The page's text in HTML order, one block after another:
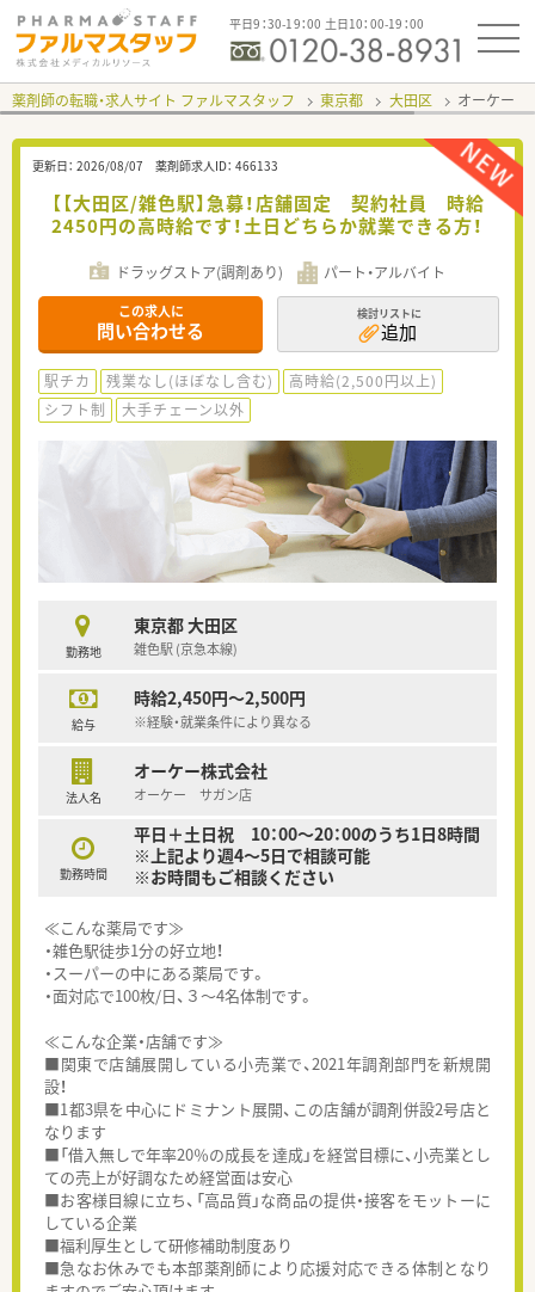
平日9：30-19：00 土日10：00-19：00
薬剤師の転職・求人サイト ファルマスタッフ 東京都 大田区 オーケー
更新日： 2026/08/07 薬剤師求人ID： 466133
【【大田区/雑色駅】急募！店舗固定 契約社員 時給
2450円の高時給です！土日どちらか就業できる方！
ドラッグストア(調剤あり) パート・アルバイト
この求人に
問い合わせる
検討リストに
追加
駅チカ 残業なし(ほぼなし含む)
高時給(2,500円以上)
シフト制
大手チェーン以外
勤務地
東京都 大田区
雑色駅 (京急本線)
給与
時給2,450円～2,500円
※経験・就業条件により異なる
法人名
オーケー株式会社
オーケー サガン店
勤務時間
平日＋土日祝 10：00～20：00のうち1日8時間
※上記より週4～5日で相談可能
※お時間もご相談ください
≪こんな薬局です≫
・雑色駅徒歩1分の好立地！
・スーパーの中にある薬局です。
・面対応で100枚/日、３～4名体制です。
≪こんな企業・店舗です≫
■関東で店舗展開している小売業で、2021年調剤部門を新規開
設！
■1都3県を中心にドミナント展開、この店舗が調剤併設2号店と
なります
■「借入無しで年率20％の成長を達成」を経営目標に、小売業とし
ての売上が好調なため経営面は安心
■お客様目線に立ち、「高品質」な商品の提供・接客をモットーに
している企業
■福利厚生として研修補助制度あり
■急なお休みでも本部薬剤師により応援対応できる体制となり